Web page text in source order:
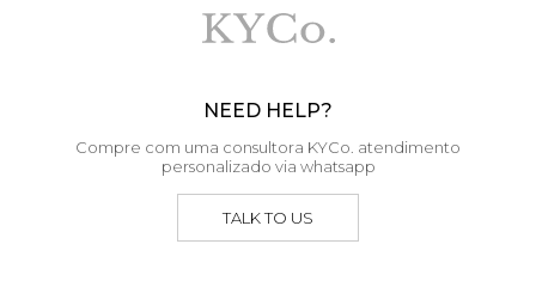
NEED HELP?
Compre com uma consultora KYCo. atendimento
personalizado via whatsapp
TALK TO US